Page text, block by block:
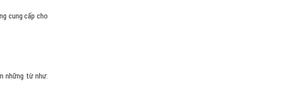
cung cấp cho
những từ như: